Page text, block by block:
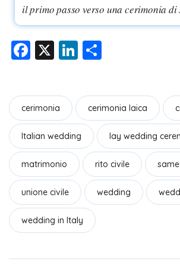
il primo passo verso una cerimonia di
F
e
b
o
o
k
X
Li
e
dI
n
di
vi
di
cerimonia cerimonia laica
Italian wedding lay wedding
matrimonio rito civile
unione civile wedding
wedding in Italy